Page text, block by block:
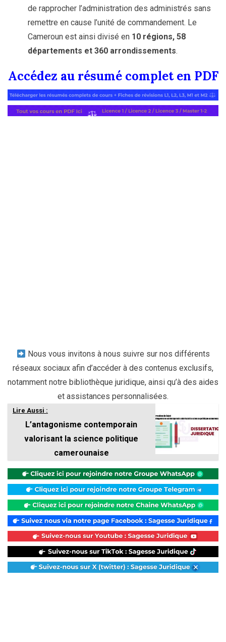
de rapprocher l’administration des administrés sans
remettre en cause l’unité de commandement. Le
Cameroun est ainsi divisé en 10 régions, 58
départements et 360 arrondissements.
Accédez au résumé complet en PDF
Nous vous invitons à nous suivre sur nos différents
réseaux sociaux afin d’accéder à des contenus exclusifs,
notamment notre bibliothèque juridique, ainsi qu’à des aides
et assistances personnalisées.
Lire Aussi :
L’antagonisme contemporain
valorisant la science politique
camerounaise